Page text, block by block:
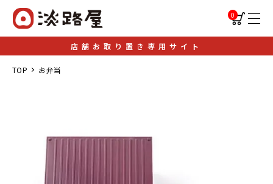
0
店舗お取り置き専用サイト
TOP お弁当